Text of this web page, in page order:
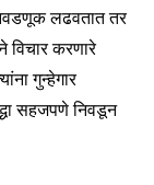
we respect
information is
लढवतात तर
विचार करणारे
गुन्हेगार
सहजपणे निवडून